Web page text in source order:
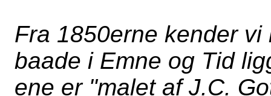
Fra 1850erne kender
baade i Emne og Tid
ene er "malet af J.C.